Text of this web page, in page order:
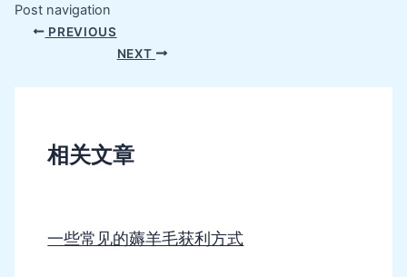
Post navigation
PREVIOUS
NEXT
相关文章
一些常见的薅羊毛获利方式